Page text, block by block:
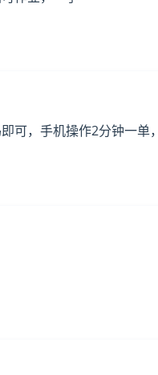
可，手机操作2分钟一单，